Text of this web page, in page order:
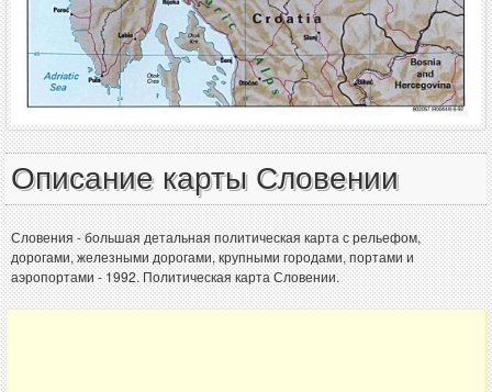
Описание карты Словении
Словения - большая детальная политическая карта с рельефом,
дорогами, железными дорогами, крупными городами, портами и
аэропортами - 1992. Политическая карта Словении.